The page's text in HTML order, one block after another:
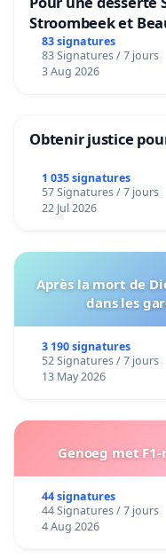
Stroombeek et
bediening van de
Voor
83 signatures
83 Signatures / 7 jours
3 Aug 2026
Obtenir justice
1 035 signatures
57 Signatures / 7 jours
22 Jul 2026
Après la mort de
dans les
3 190 signatures
52 Signatures / 7 jours
13 May 2026
Genoeg met
44 signatures
44 Signatures / 7 jours
4 Aug 2026